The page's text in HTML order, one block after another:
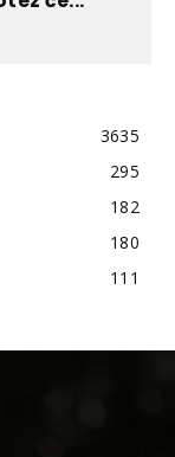
3635
295
182
180
111